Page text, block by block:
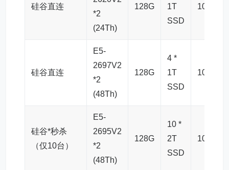
硅谷直连
*2
(24Th)
128G
1T
SSD
10G
硅谷直连
E5-
2697V2
*2
(48Th)
128G
4 *
1T
SSD
10G
硅谷*秒杀
（仅10台）
E5-
2695V2
*2
(48Th)
128G
10 *
2T
SSD
10G